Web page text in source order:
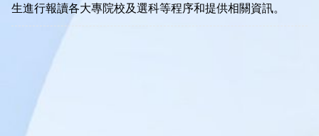
生進行報讀各大專院校及選科等程序和提供相關資訊。